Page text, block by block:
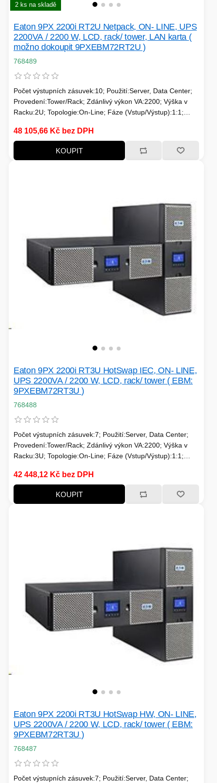
2 ks na skladě
Eaton 9PX 2200i RT2U Netpack, ON- LINE, UPS
2200VA / 2200 W, LCD, rack/ tower, LAN karta (
možno dokoupit 9PXEBM72RT2U )
768489
Počet výstupních zásuvek:10; Použití:Server, Data Center;
Provedení:Tower/Rack; Zdánlivý výkon VA:2200; Výška v
Racku:2U; Topologie:On-Line; Fáze (Vstup/Výstup):1:1;
záložního času; Typ výstupu:IEC 13, IEC 19
48 105,66 Kč bez DPH
KOUPIT
Eaton 9PX 2200i RT3U HotSwap IEC, ON- LINE,
UPS 2200VA / 2200 W, LCD, rack/ tower ( EBM:
9PXEBM72RT3U )
768488
Počet výstupních zásuvek:7; Použití:Server, Data Center;
Provedení:Tower/Rack; Zdánlivý výkon VA:2200; Výška v
Racku:3U; Topologie:On-Line; Fáze (Vstup/Výstup):1:1;
Prodloužení záložního času; Typ výstupu:IEC 13, IEC 19
42 448,12 Kč bez DPH
KOUPIT
Eaton 9PX 2200i RT3U HotSwap HW, ON- LINE,
UPS 2200VA / 2200 W, LCD, rack/ tower ( EBM:
9PXEBM72RT3U )
768487
Počet výstupních zásuvek:7; Použití:Server, Data Center;